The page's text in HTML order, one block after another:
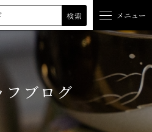
検索 メニュー
フブログ